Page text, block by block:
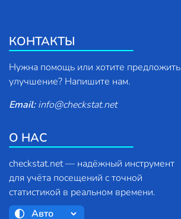
КОНТАКТЫ
Нужна помощь или хотите предложить
улучшение? Напишите нам.
Email: info@checkstat.net
О НАС
checkstat.net — надёжный инструмент
для учёта посещений с точной
статистикой в реальном времени.